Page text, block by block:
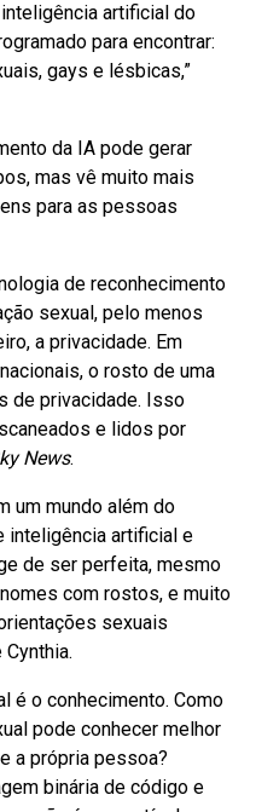
artificial do
para encontrar:
gays e lésbicas,”
da IA pode gerar
mas vê muito mais
para as pessoas
de reconhecimento
sexual, pelo menos
a privacidade. Em
o rosto de uma
de privacidade. Isso
e lidos por
News.
um mundo além do
inteligência artificial e
de ser perfeita, mesmo
com rostos, e muito
sexuais
é o conhecimento. Como
pode conhecer melhor
a própria pessoa?
binária de código e